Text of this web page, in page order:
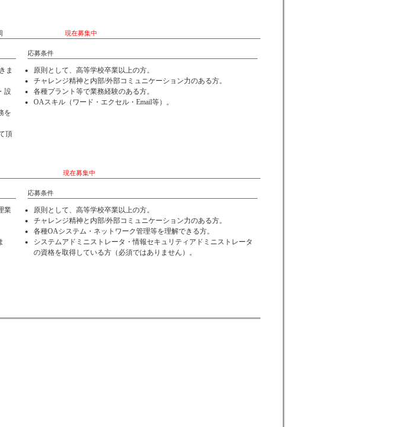
・福島・静岡 現在募集中
ま
設
を
頂
応募条件
原則として、高等学校卒業以上の方。
チャレンジ精神と内部/外部コミュニケーション力のある方。
各種プラント等で業務経験のある方。
OAスキル（ワード・エクセル・Email等）。
︓ 本社 現在募集中
業
応募条件
原則として、高等学校卒業以上の方。
チャレンジ精神と内部/外部コミュニケーション力のある方。
各種OAシステム・ネットワーク管理等を理解できる方。
システムアドミニストレータ・情報セキュリティアドミニストレータ
の資格を取得している方（必須ではありません）。